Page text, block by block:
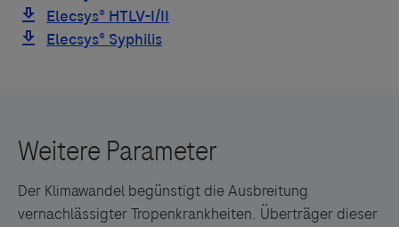
Der Klimawandel begünstigt die Ausbreitung
vernachlässigter Tropenkrankheiten. Überträger dieser